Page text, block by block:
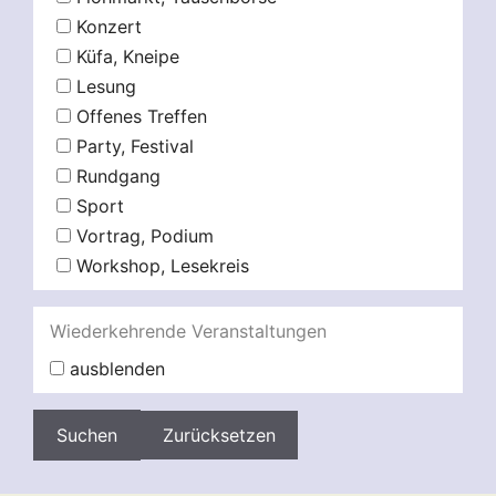
Konzert
Küfa, Kneipe
Lesung
Offenes Treffen
Party, Festival
Rundgang
Sport
Vortrag, Podium
Workshop, Lesekreis
Wiederkehrende Veranstaltungen
ausblenden
Zurücksetzen